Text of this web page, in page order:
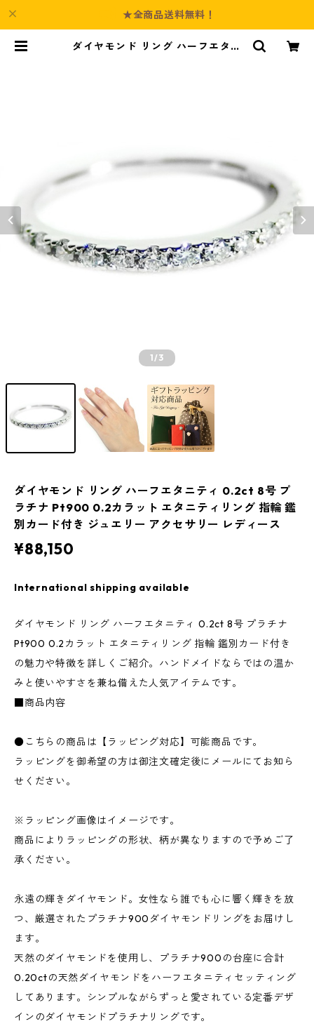
★全商品送料無料！
ダイヤモンド リング ハーフエタニ
1/3
ダイヤモンド リング ハーフエタニティ 0.2ct 8号 プ
ラチナ Pt900 0.2カラット エタニティリング 指輪 鑑
別カード付き ジュエリー アクセサリー レディース
¥88,150
International shipping available
ダイヤモンド リング ハーフエタニティ 0.2ct 8号 プラチナ
Pt900 0.2カラット エタニティリング 指輪 鑑別カード付き
の魅力や特徴を詳しくご紹介。ハンドメイドならではの温か
みと使いやすさを兼ね備えた人気アイテムです。
■商品内容
●こちらの商品は【ラッピング対応】可能商品です。
ラッピングを御希望の方は御注文確定後にメールにてお知ら
せください。
※ラッピング画像はイメージです。
商品によりラッピングの形状、柄が異なりますので予めご了
承ください。
永遠の輝きダイヤモンド。女性なら誰でも心に響く輝きを放
つ、厳選されたプラチナ900ダイヤモンドリングをお届けし
ます。
天然のダイヤモンドを使用し、プラチナ900の台座に合計
0.20ctの天然ダイヤモンドをハーフエタニティセッティング
してあります。シンプルながらずっと愛されている定番デザ
インのダイヤモンドプラチナリングです。